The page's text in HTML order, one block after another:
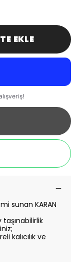
EKLE
sunan KARAN
kalıcılık ve